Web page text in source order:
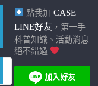
點我加 CASE
LINE好友 ，第一手
科普知識、活動消息
絕不錯過